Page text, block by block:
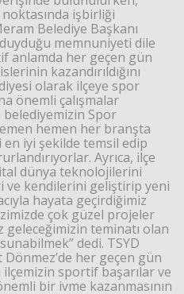
işbirliği
Belediye Başkanı
memnuniyeti dile
anlamda her geçen gün
kazandırıldığını
olarak ilçeye spor
önemli çalışmalar
Spor
hemen her branşta
en iyi şekilde temsil edip
Ayrıca, ilçe
dünya teknolojilerini
ve kendilerini geliştirip yeni
hayata geçirdiğimiz
çok güzel projeler
geleceğimizin teminatı olan
dedi. TSYD
her geçen gün
sportif başarılar ve
bir ivme kazanmasının